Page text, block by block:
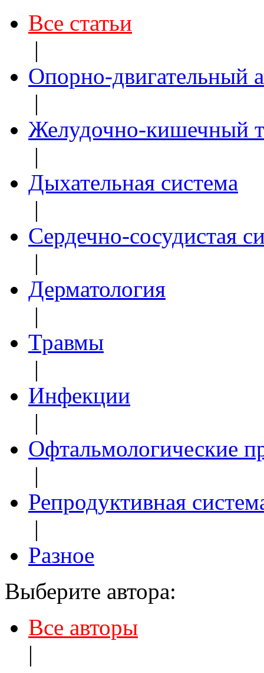
Все статьи
|
Опорно-двигательный
|
Желудочно-кишечный
|
Дыхательная система
|
Сердечно-сосудистая
|
Дерматология
|
Травмы
|
Инфекции
|
Офтальмологические
|
Репродуктивная
|
Разное
Выберите автора:
Все авторы
|